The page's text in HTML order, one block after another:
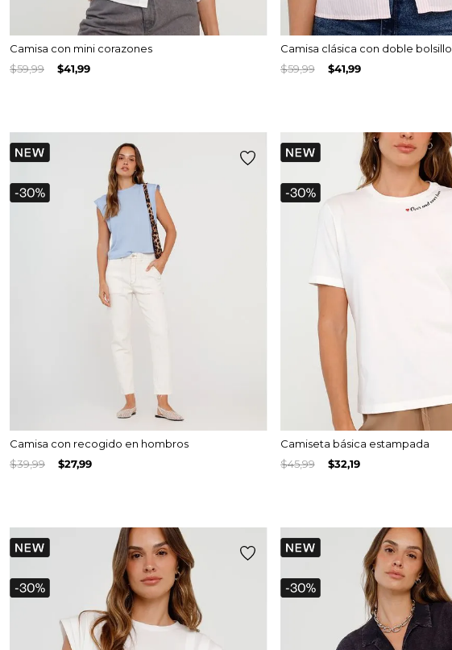
Camisa con mini corazones
$59,99 $41,99
Camisa clásica con doble bolsillo
$59,99 $41,99
Camisa con recogido en hombros
$39,99 $27,99
Camiseta básica estampada
$45,99 $32,19